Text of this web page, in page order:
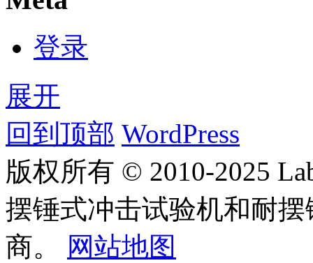
登录
展开
回到顶部 WordPress
版权所有 © 2010-2025
摆锤式冲击试验机和耐
商。
网站地图